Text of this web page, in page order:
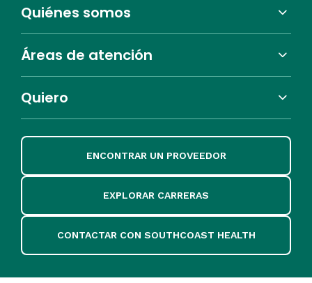
Quiénes somos
Áreas de atención
Quiero
ENCONTRAR UN PROVEEDOR
EXPLORAR CARRERAS
CONTACTAR CON SOUTHCOAST HEALTH